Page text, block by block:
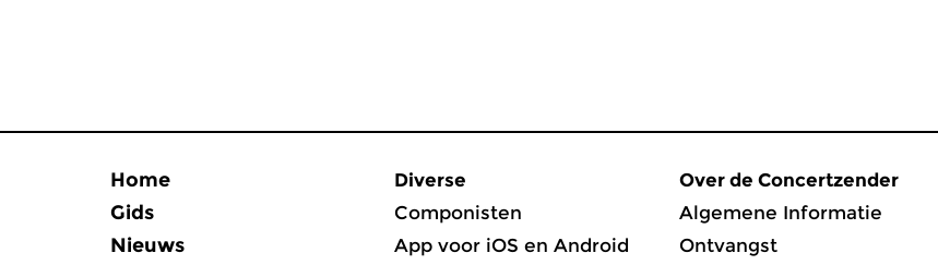
Home
Gids
Nieuws
Diverse
Componisten
App voor iOS en Android
Over de Concertzender
Algemene Informatie
Ontvangst